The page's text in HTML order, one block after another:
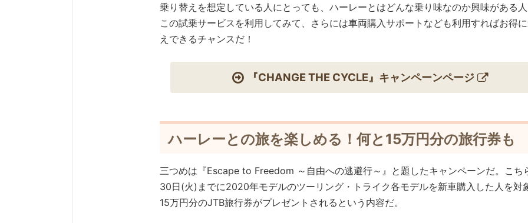
乗り替えを想定している人にとっても、ハーレーとはどんな乗り味なのか興味がある
この試乗サービスを利用してみて、さらには車両購入サポートなども利用すればお得
えできるチャンスだ！
『CHANGE THE CYCLE』キャンペーンページ
ハーレーとの旅を楽しめる！何と15万円分の旅行券も
三つめは『Escape to Freedom ～自由への逃避行～』と題したキャンペーンだ。こち
30日(火)までに2020年モデルのツーリング・トライク各モデルを新車購入した人を対
15万円分のJTB旅行券がプレゼントされるという内容だ。